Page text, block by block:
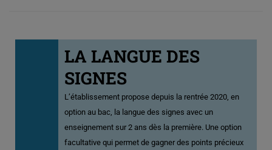
LA LANGUE DES
SIGNES
L’établissement propose depuis la rentrée 2020, en
option au bac, la langue des signes avec un
enseignement sur 2 ans dès la première. Une option
facultative qui permet de gagner des points précieux